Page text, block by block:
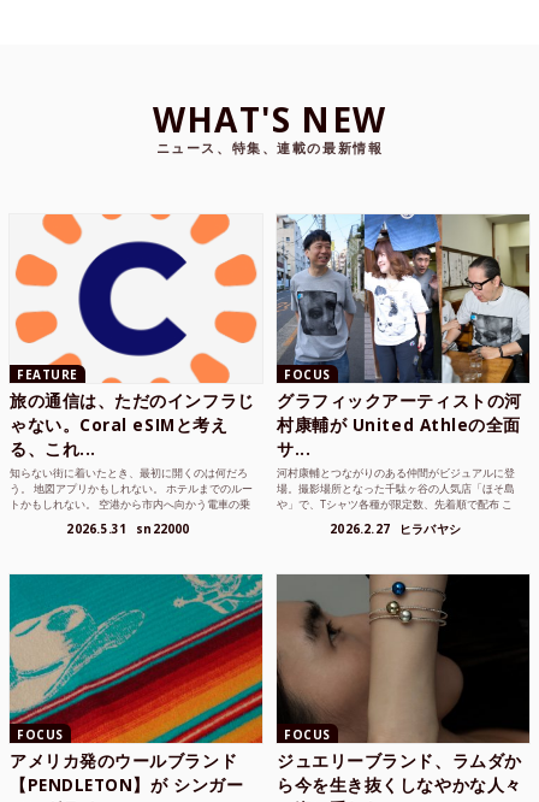
WHAT'S NEW
ニュース、特集、連載の最新情報
FEATURE
旅の通信は、ただのインフラじ
ゃない。Coral eSIMと考え
る、これ...
知らない街に着いたとき、最初に開くのは何だろ
う。 地図アプリかもしれない。 ホテルまでのルー
トかもしれない。 空港から市内へ向かう電車の乗
2026.5.31 sn22000
FOCUS
グラフィックアーティストの河
村康輔が United Athleの全面
サ...
河村康輔とつながりのある仲間がビジュアルに登
場。撮影場所となった千駄ヶ谷の人気店「ほそ島
や」で、Tシャツ各種が限定数、先着順で配布 こ
2026.2.27 ヒラバヤシ
FOCUS
アメリカ発のウールブランド
【PENDLETON】が シンガー
FOCUS
ジュエリーブランド、ラムダか
ら今を生き抜くしなやかな人々